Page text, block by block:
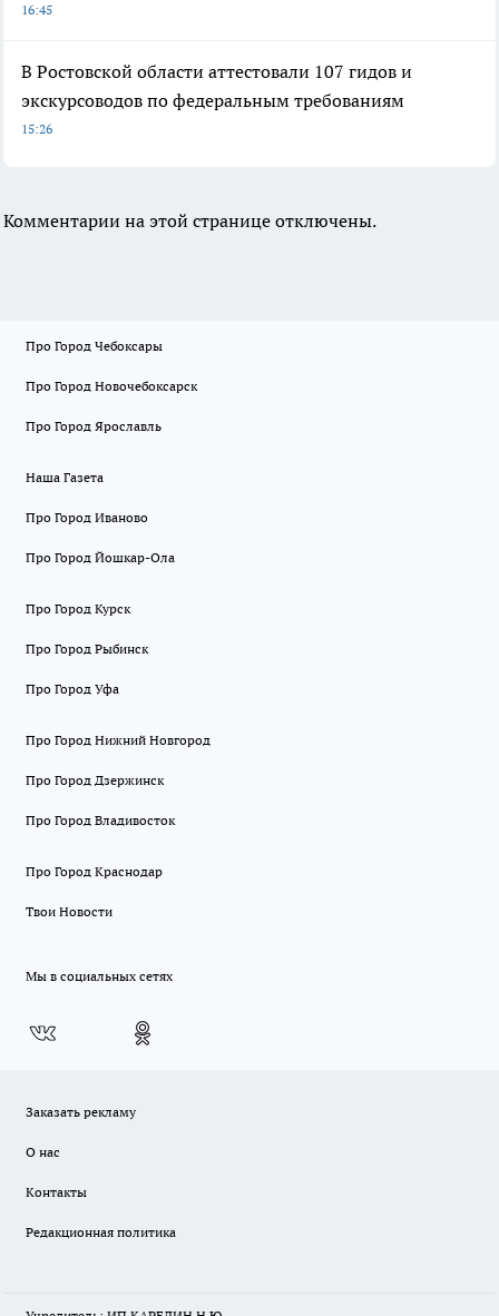
16:45
В Ростовской области аттестовали 107 гидов и
экскурсоводов по федеральным требованиям
15:26
Комментарии на этой странице отключены.
Про Город Чебоксары
Про Город Новочебоксарск
Про Город Ярославль
Наша Газета
Про Город Иваново
Про Город Йошкар-Ола
Про Город Курск
Про Город Рыбинск
Про Город Уфа
Про Город Нижний Новгород
Про Город Дзержинск
Про Город Владивосток
Про Город Краснодар
Твои Новости
Мы в социальных сетях
Заказать рекламу
О нас
Контакты
Редакционная политика